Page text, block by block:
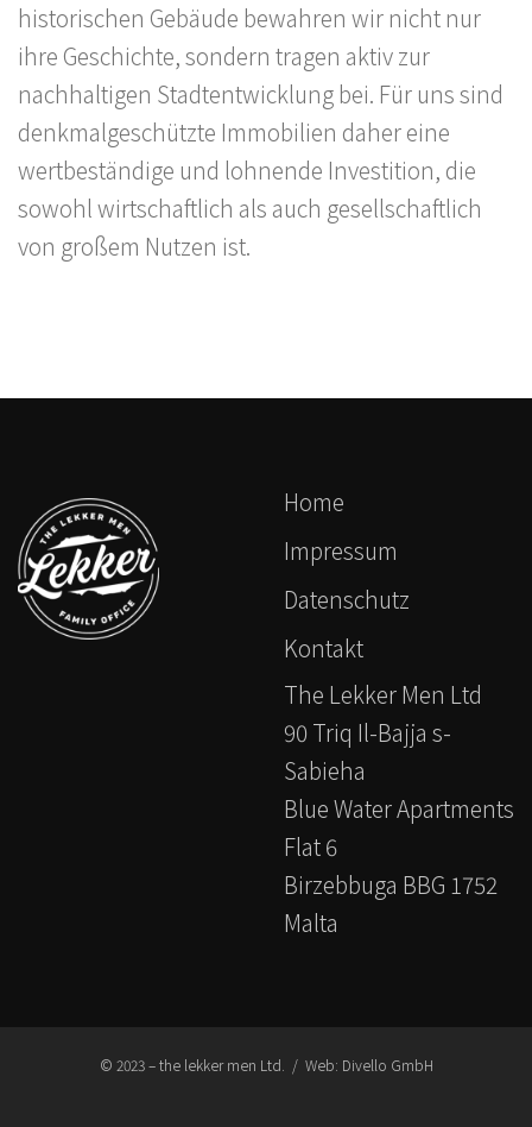
historischen Gebäude bewahren wir nicht nur
ihre Geschichte, sondern tragen aktiv zur
nachhaltigen Stadtentwicklung bei. Für uns sind
denkmalgeschützte Immobilien daher eine
wertbeständige und lohnende Investition, die
sowohl wirtschaftlich als auch gesellschaftlich
von großem Nutzen ist.
Home
Impressum
Datenschutz
Kontakt
The Lekker Men Ltd
90 Triq Il-Bajja s-
Sabieha
Blue Water Apartments
Flat 6
Birzebbuga BBG 1752
Malta
© 2023 – the lekker men Ltd. / Web: Divello GmbH